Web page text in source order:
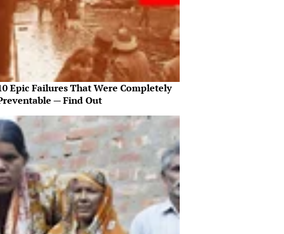
Epic Failures That Were Completely
— Find Out